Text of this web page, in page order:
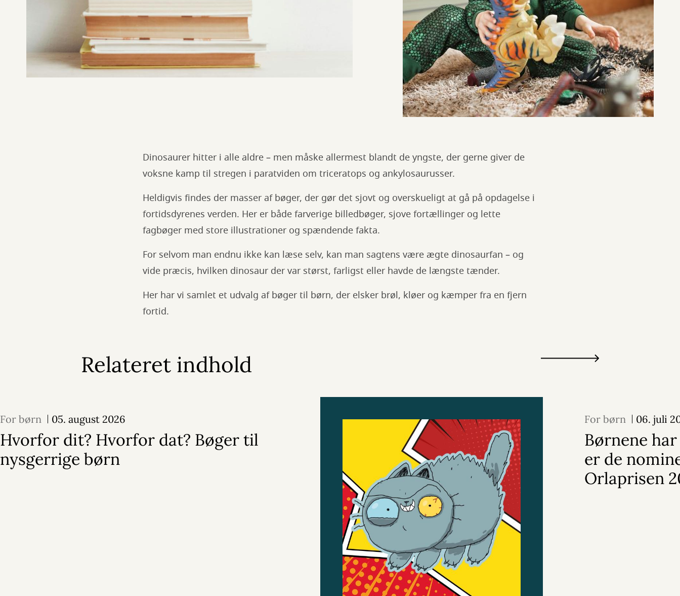
Dinosaurer hitter i alle aldre – men måske allermest blandt de yngste, der gerne giver de
voksne kamp til stregen i paratviden om triceratops og ankylosaurusser.
Heldigvis findes der masser af bøger, der gør det sjovt og overskueligt at gå på opdagelse i
fortidsdyrenes verden. Her er både farverige billedbøger, sjove fortællinger og lette
fagbøger med store illustrationer og spændende fakta.
For selvom man endnu ikke kan læse selv, kan man sagtens være ægte dinosaurfan – og
vide præcis, hvilken dinosaur der var størst, farligst eller havde de længste tænder.
Her har vi samlet et udvalg af bøger til børn, der elsker brøl, kløer og kæmper fra en fjern
fortid.
Relateret indhold
For børn 05. august 2026
Hvorfor dit? Hvorfor dat? Bøger til
nysgerrige børn
For børn 06. juli
Børnene
er de
Orlaprisen